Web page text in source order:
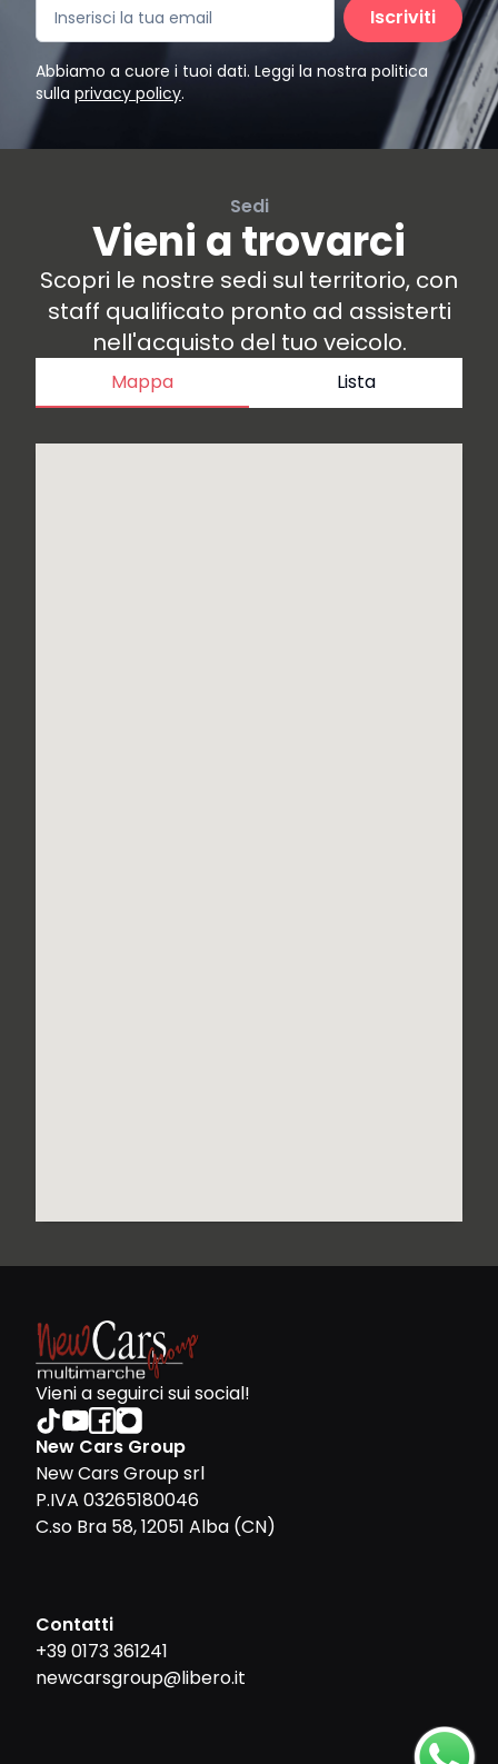
Iscriviti
Abbiamo a cuore i tuoi dati. Leggi la nostra politica
sulla privacy policy.
Sedi
Vieni a trovarci
Scopri le nostre sedi sul territorio, con
staff qualificato pronto ad assisterti
nell'acquisto del tuo veicolo.
Mappa Lista
Vieni a seguirci sui social!
New Cars Group
New Cars Group srl
P.IVA 03265180046
C.so Bra 58, 12051 Alba (CN)
Contatti
+39 0173 361241
newcarsgroup@libero.it